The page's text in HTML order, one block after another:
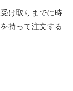
け取りまでに時
持って注文する